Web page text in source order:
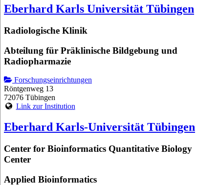
Eberhard Karls Universität Tübingen
Radiologische Klinik
Abteilung für Präklinische Bildgebung und
Radiopharmazie
Forschungseinrichtungen
Röntgenweg 13
72076 Tübingen
Link zur Institution
Eberhard Karls-Universität Tübingen
Center for Bioinformatics Quantitative Biology
Center
Applied Bioinformatics